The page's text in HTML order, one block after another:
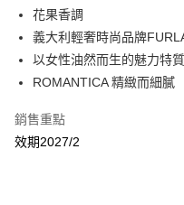
付款後全家取貨
每筆NT$80，滿NT$1,000(含
付款後萊爾富取貨
付款後7-11取貨
花果香調
義大利輕奢時尚品牌
以女性油然而生的魅力特
ROMANTICA 精緻而細膩
銷售重點
效期2027/2